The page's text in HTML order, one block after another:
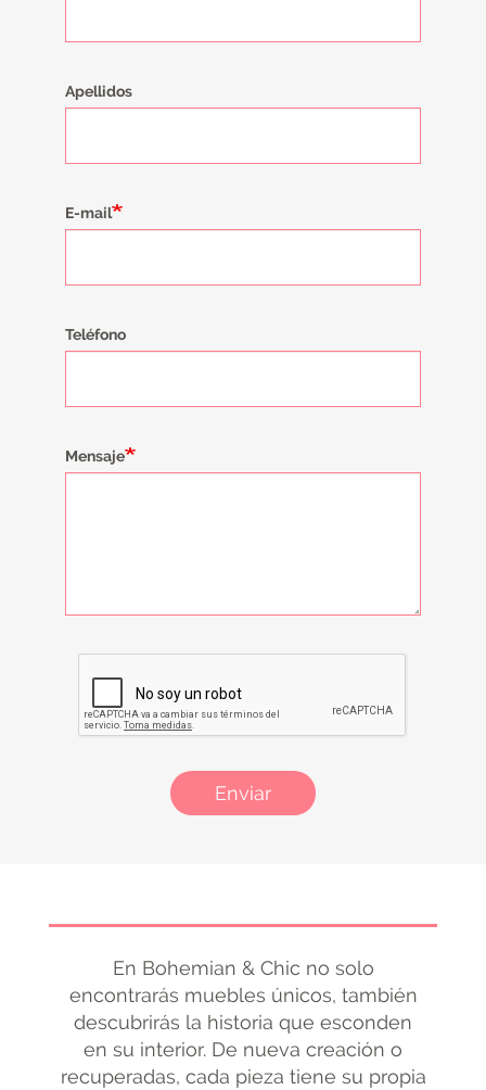
Apellidos
E-mail
Teléfono
Mensaje
Enviar
En Bohemian & Chic no solo
encontrarás muebles únicos, también
descubrirás la historia que esconden
en su interior. De nueva creación o
recuperadas, cada pieza tiene su propia